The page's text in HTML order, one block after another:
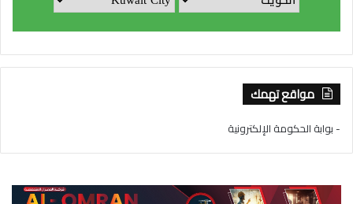
مواقع تهمك
- بوابة الحكومة الإلكترونية